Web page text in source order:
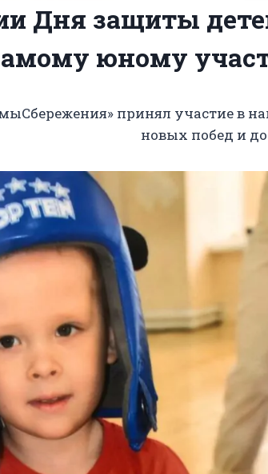
Дня защиты
юному
принял участие в
новых побед и